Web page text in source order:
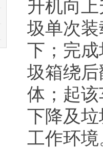
升机向
圾单次
下；完
圾箱绕
体；起
下降及
工作环